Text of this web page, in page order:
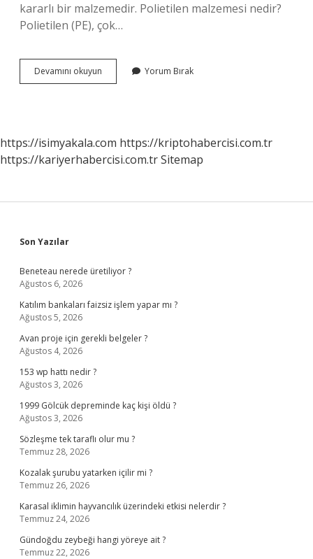
kararlı bir malzemedir. Polietilen malzemesi nedir?
Polietilen (PE), çok…
Devamını okuyun Polietilen
Naylon
Yorum Bırak
https://isimyakala.com https://kriptohabercisi.com.tr
https://kariyerhabercisi.com.trSitemap
Sidebar
Son Yazılar
Beneteau nerede üretiliyor ?
Ağustos 6, 2026
Katılım bankaları faizsiz işlem yapar mı ?
Ağustos 5, 2026
Avan proje için gerekli belgeler ?
Ağustos 4, 2026
153 wp hattı nedir ?
Ağustos 3, 2026
1999 Gölcük depreminde kaç kişi öldü ?
Ağustos 3, 2026
Sözleşme tek taraflı olur mu ?
Temmuz 28, 2026
Kozalak şurubu yatarken içilir mi ?
Temmuz 26, 2026
Karasal iklimin hayvancılık üzerindeki etkisi nelerdir ?
Temmuz 24, 2026
Gündoğdu zeybeği hangi yöreye ait ?
Temmuz 22, 2026